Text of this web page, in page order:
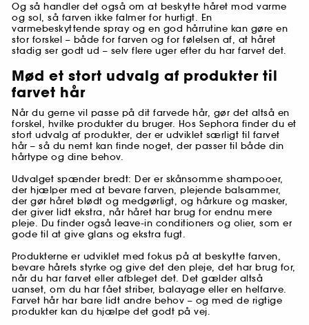
Og så handler det også om at beskytte håret mod varme
og sol, så farven ikke falmer for hurtigt. En
varmebeskyttende spray og en god hårrutine kan gøre en
stor forskel – både for farven og for følelsen af, at håret
stadig ser godt ud – selv flere uger efter du har farvet det.
Mød et stort udvalg af produkter til
farvet hår
Når du gerne vil passe på dit farvede hår, gør det altså en
forskel, hvilke produkter du bruger. Hos Sephora finder du et
stort udvalg af produkter, der er udviklet særligt til farvet
hår – så du nemt kan finde noget, der passer til både din
hårtype og dine behov.
Udvalget spænder bredt: Der er skånsomme shampooer,
der hjælper med at bevare farven, plejende balsammer,
der gør håret blødt og medgørligt, og hårkure og masker,
der giver lidt ekstra, når håret har brug for endnu mere
pleje. Du finder også leave-in conditioners og olier, som er
gode til at give glans og ekstra fugt.
Produkterne er udviklet med fokus på at beskytte farven,
bevare hårets styrke og give det den pleje, det har brug for,
når du har farvet eller afbleget det. Det gælder altså
uanset, om du har fået striber, balayage eller en helfarve.
Farvet hår har bare lidt andre behov – og med de rigtige
produkter kan du hjælpe det godt på vej.